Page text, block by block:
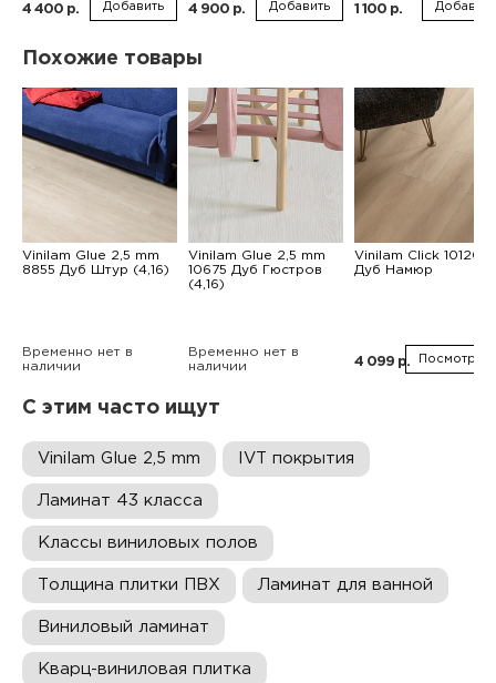
4 400 р. Добавить 4 900 р. Добавить 1 100 р. Добавить
Похожие товары
Vinilam Glue 2,5 mm
8855 Дуб Штур (4,16)
Временно нет в
наличии
Vinilam Glue 2,5 mm
10675 Дуб Гюстров
(4,16)
Временно нет в
наличии
Vinilam Click 10120V
Дуб Намюр
4 099 р. Посмотреть
С этим часто ищут
Vinilam Glue 2,5 mm IVT покрытия
Ламинат 43 класса
Классы виниловых полов
Толщина плитки ПВХ Ламинат для ванной
Виниловый ламинат
Кварц-виниловая плитка